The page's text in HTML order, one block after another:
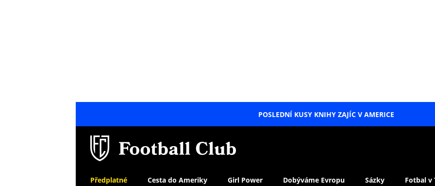
POSLEDNÍ KUSY KNIHY ZAJÍC V AMERICE
Předplatné Cesta do Ameriky Girl Power Dobýváme Evropu Sázky Fotbal v